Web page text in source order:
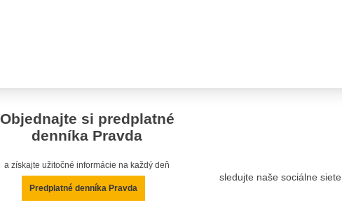
Objednajte si predplatné
denníka Pravda
a získajte užitočné informácie na každý deň
Predplatné denníka Pravda
sledujte naše sociálne siete